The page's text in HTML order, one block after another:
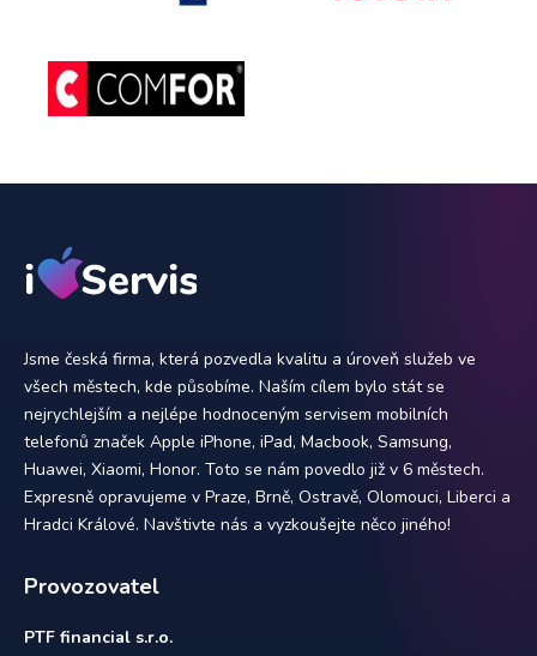
Jsme česká firma, která pozvedla kvalitu a úroveň služeb ve
všech městech, kde působíme. Naším cílem bylo stát se
nejrychlejším a nejlépe hodnoceným servisem mobilních
telefonů značek Apple iPhone, iPad, Macbook, Samsung,
Huawei, Xiaomi, Honor. Toto se nám povedlo již v 6 městech.
Expresně opravujeme v Praze, Brně, Ostravě, Olomouci, Liberci a
Hradci Králové. Navštivte nás a vyzkoušejte něco jiného!
Provozovatel
PTF financial s.r.o.